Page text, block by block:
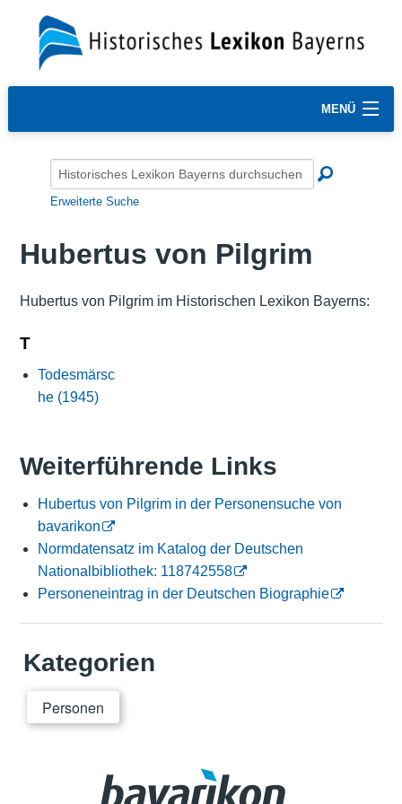
MENÜ
Erweiterte Suche
Hubertus von Pilgrim
Hubertus von Pilgrim im Historischen Lexikon Bayerns:
T
Todesmärsc
he (1945)
Weiterführende Links
Hubertus von Pilgrim in der Personensuche von
bavarikon
Normdatensatz im Katalog der Deutschen
Nationalbibliothek: 118742558
Personeneintrag in der Deutschen Biographie
Kategorien
Personen